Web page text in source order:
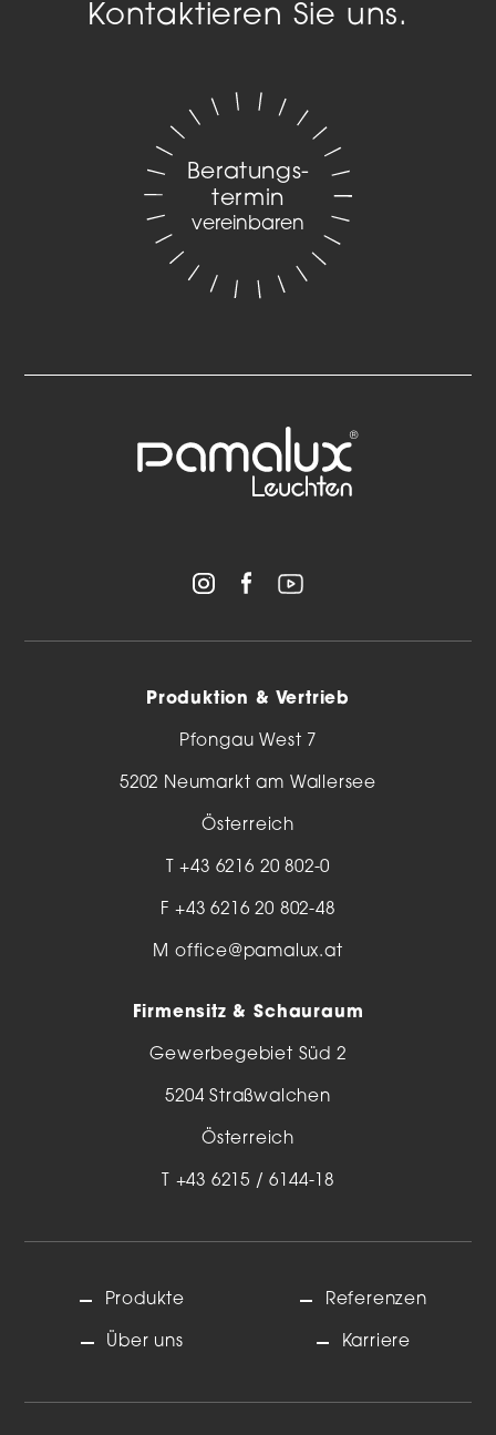
Kontaktieren Sie uns.
Beratungs­
termin
vereinbaren
Produktion & Vertrieb
Pfongau West 7
5202 Neumarkt am Wallersee
Österreich
T+43 6216 20 802-0
F +43 6216 20 802-48
M office@pamalux.at
Firmensitz & Schauraum
Gewerbegebiet Süd 2
5204 Straßwalchen
Österreich
T +43 6215 / 6144-18
Produkte
Über uns
Referenzen
Karriere